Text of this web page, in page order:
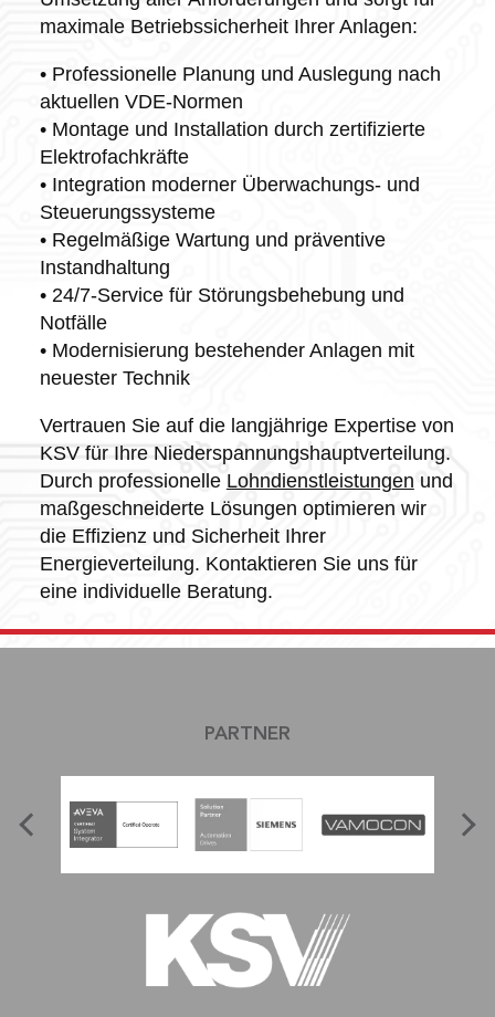
maximale Betriebssicherheit Ihrer Anlagen:
• Professionelle Planung und Auslegung nach
aktuellen VDE-Normen
• Montage und Installation durch zertifizierte
Elektrofachkräfte
• Integration moderner Überwachungs- und
Steuerungssysteme
• Regelmäßige Wartung und präventive
Instandhaltung
• 24/7-Service für Störungsbehebung und
Notfälle
• Modernisierung bestehender Anlagen mit
neuester Technik
Vertrauen Sie auf die langjährige Expertise von
KSV für Ihre Niederspannungshauptverteilung.
Durch professionelle Lohndienstleistungen und
maßgeschneiderte Lösungen optimieren wir
die Effizienz und Sicherheit Ihrer
Energieverteilung. Kontaktieren Sie uns für
eine individuelle Beratung.
PARTNER